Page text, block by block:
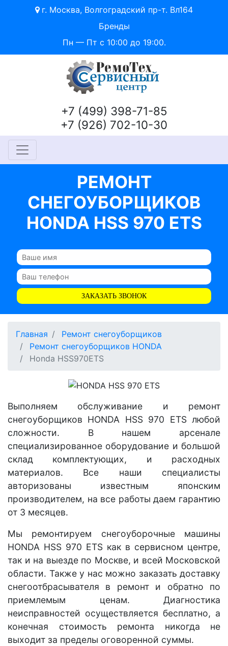
г. Москва, Волгоградский пр-т. Вл164
Бренды
Пн — Пт с 10:00 до 19:00.
+7 (499) 398-71-85
+7 (926) 702-10-30
РЕМОНТ
СНЕГОУБОРЩИКОВ
HONDA HSS 970 ETS
ЗАКАЗАТЬ ЗВОНОК
Главная
Ремонт снегоуборщиков
Ремонт снегоуборщиков HONDA
Honda HSS970ETS
Выполняем обслуживание и ремонт
снегоуборщиков HONDA HSS 970 ETS любой
сложности. В нашем арсенале
специализированное оборудование и большой
склад комплектующих, и расходных
материалов. Все наши специалисты
авторизованы известным японским
производителем, на все работы даем гарантию
от 3 месяцев.
Мы ремонтируем снегоуборочные машины
HONDA HSS 970 ETS как в сервисном центре,
так и на выезде по Москве, и всей Московской
области. Также у нас можно заказать доставку
снегоотбрасывателя в ремонт и обратно по
приемлемым ценам. Диагностика
неисправностей осуществляется бесплатно, а
конечная стоимость ремонта никогда не
выходит за пределы оговоренной суммы.